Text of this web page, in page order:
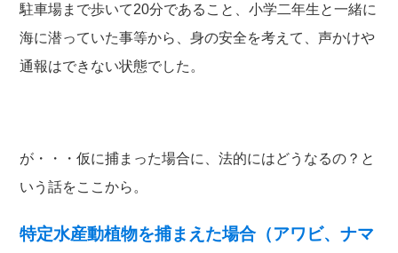
駐車場まで歩いて20分であること、小学二年生と一緒に
海に潜っていた事等から、身の安全を考えて、声かけや
通報はできない状態でした。
が・・・仮に捕まった場合に、法的にはどうなるの？と
いう話をここから。
特定水産動植物を捕まえた場合（アワビ、ナマ